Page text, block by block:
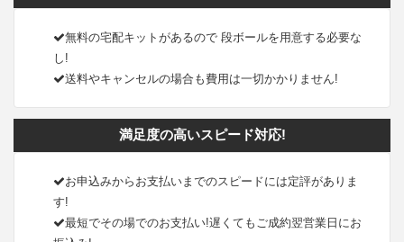
無料の宅配キットがあるので 段ボールを用意する必要な
し!
送料やキャンセルの場合も費用は一切かかりません!
満足度の高いスピード対応!
お申込みからお支払いまでのスピードには定評がありま
す!
最短でその場でのお支払い!遅くてもご成約翌営業日にお